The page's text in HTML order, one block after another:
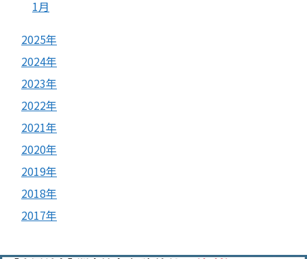
1月
2025年
2024年
2023年
2022年
2021年
2020年
2019年
2018年
2017年